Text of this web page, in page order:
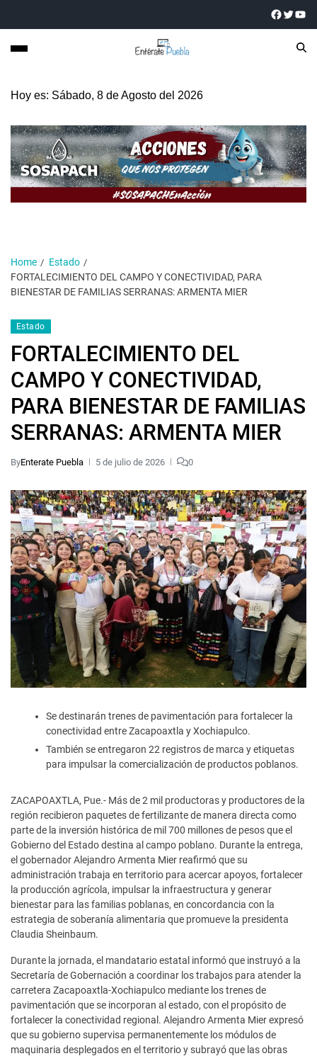
Hoy es: Sábado, 8 de Agosto del 2026
Home
Estado
FORTALECIMIENTO DEL CAMPO Y CONECTIVIDAD, PARA
BIENESTAR DE FAMILIAS SERRANAS: ARMENTA MIER
Estado
FORTALECIMIENTO DEL
CAMPO Y CONECTIVIDAD,
PARA BIENESTAR DE FAMILIAS
SERRANAS: ARMENTA MIER
ByEnterate Puebla 5 de julio de 2026 0
Se destinarán trenes de pavimentación para fortalecer la
conectividad entre Zacapoaxtla y Xochiapulco.
También se entregaron 22 registros de marca y etiquetas
para impulsar la comercialización de productos poblanos.
ZACAPOAXTLA, Pue.- Más de 2 mil productoras y productores de la
región recibieron paquetes de fertilizante de manera directa como
parte de la inversión histórica de mil 700 millones de pesos que el
Gobierno del Estado destina al campo poblano. Durante la entrega,
el gobernador Alejandro Armenta Mier reafirmó que su
administración trabaja en territorio para acercar apoyos, fortalecer
la producción agrícola, impulsar la infraestructura y generar
bienestar para las familias poblanas, en concordancia con la
estrategia de soberanía alimentaria que promueve la presidenta
Claudia Sheinbaum.
Durante la jornada, el mandatario estatal informó que instruyó a la
Secretaría de Gobernación a coordinar los trabajos para atender la
carretera Zacapoaxtla-Xochiapulco mediante los trenes de
pavimentación que se incorporan al estado, con el propósito de
fortalecer la conectividad regional. Alejandro Armenta Mier expresó
que su gobierno supervisa permanentemente los módulos de
maquinaria desplegados en el territorio y subrayó que las obras